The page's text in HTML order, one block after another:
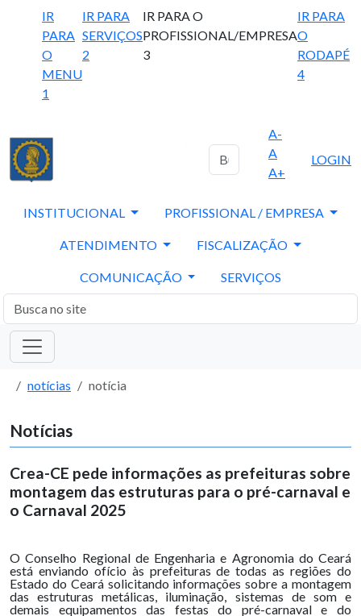
IR
PARA
O
MENU
1
IR PARA
SERVIÇOS
2
IR PARA O
PROFISSIONAL/EMPRESA
3
IR PARA
O
RODAPÉ
4
A-
A
A+
LOGIN
INSTITUCIONAL PROFISSIONAL / EMPRESA
ATENDIMENTO FISCALIZAÇÃO
COMUNICAÇÃO SERVIÇOS
notícias notícia
Notícias
Crea-CE pede informações as prefeituras sobre
montagem das estruturas para o pré-carnaval e
o Carnaval 2025
O Conselho Regional de Engenharia e Agronomia do Ceará
está enviando ofício às prefeituras de todas as regiões do
Estado do Ceará solicitando informações sobre a montagem
das estruturas metálicas, iluminação, sistemas de som e
demais equipamentos das festas do pré-carnaval e do